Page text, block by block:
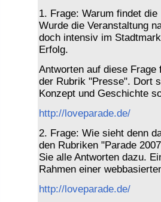
1. Frage: Warum findet
Wurde die Veranstaltung
doch intensiv im
Erfolg.
Antworten auf diese
der Rubrik "Presse". Dort
Konzept und Geschichte
http://loveparade.de/
2. Frage: Wie sieht denn
den Rubriken "Parade
Sie alle Antworten dazu.
Rahmen einer
http://loveparade.de/